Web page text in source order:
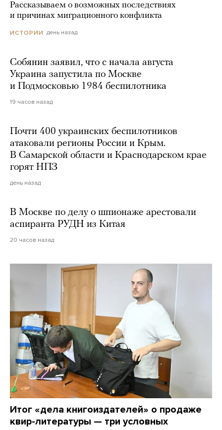
Рассказываем о возможных последствиях
и причинах миграционного конфликта
ИСТОРИИ день назад
Собянин заявил, что с начала августа
Украина запустила по Москве
и Подмосковью 1984 беспилотника
19 часов назад
Почти 400 украинских беспилотников
атаковали регионы России и Крым.
В Самарской области и Краснодарском крае
горят НПЗ
день назад
В Москве по делу о шпионаже арестовали
аспиранта РУДН из Китая
20 часов назад
Итог «дела книгоиздателей» о продаже
квир-литературы — три условных